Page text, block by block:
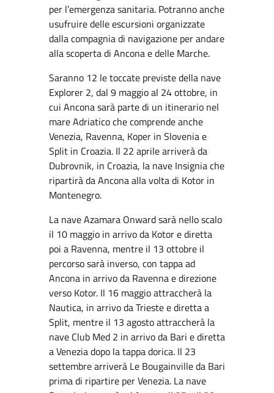
per l’emergenza sanitaria. Potranno anche
usufruire delle escursioni organizzate
dalla compagnia di navigazione per andare
alla scoperta di Ancona e delle Marche.
Saranno 12 le toccate previste della nave
Explorer 2, dal 9 maggio al 24 ottobre, in
cui Ancona sarà parte di un itinerario nel
mare Adriatico che comprende anche
Venezia, Ravenna, Koper in Slovenia e
Split in Croazia. Il 22 aprile arriverà da
Dubrovnik, in Croazia, la nave Insignia che
ripartirà da Ancona alla volta di Kotor in
Montenegro.
La nave Azamara Onward sarà nello scalo
il 10 maggio in arrivo da Kotor e diretta
poi a Ravenna, mentre il 13 ottobre il
percorso sarà inverso, con tappa ad
Ancona in arrivo da Ravenna e direzione
verso Kotor. Il 16 maggio attraccherà la
Nautica, in arrivo da Trieste e diretta a
Split, mentre il 13 agosto attraccherà la
nave Club Med 2 in arrivo da Bari e diretta
a Venezia dopo la tappa dorica. Il 23
settembre arriverà Le Bougainville da Bari
prima di ripartire per Venezia. La nave